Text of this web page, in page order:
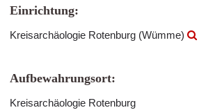
Einrichtung:
Kreisarchäologie Rotenburg (Wümme)
Aufbewahrungsort:
Kreisarchäologie Rotenburg